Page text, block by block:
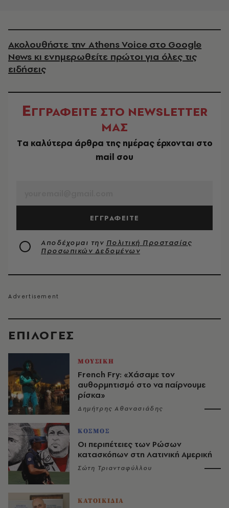
EΠΙΛΟΓΈΣ
ΜΟΥΣΙΚΗ
French Fry: «Χάσαμε τον
αυθορμητισμό στο να παίρνουμε
ρίσκα»
Δημήτρης Αθανασιάδης
ΚΟΣΜΟΣ
Οι περιπέτειες των Ρώσων
κατασκόπων στη Λατινική Αμερική
Σώτη Τριανταφύλλου
ΚΑΤΟΙΚΙΔΙΑ
Ακολουθήστε την Athens Voice στο Google
News κι ενημερωθείτε πρώτοι για όλες τις
ειδήσεις
ΕΓΓΡΑΦΕΙΤΕ ΣΤΟ NEWSLETTER
ΜΑΣ
Tα καλύτερα άρθρα της ημέρας έρχονται στο
mail σου
ΕΓΓΡΑΦΕΙΤΕ
Αποδέχομαι την Πολιτική Προστασίας
Προσωπικών Δεδομένων